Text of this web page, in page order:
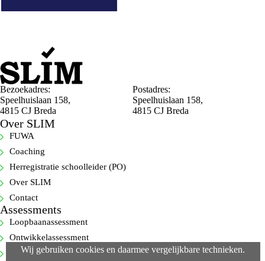
Bezoekadres:
Speelhuislaan 158,
4815 CJ Breda
Postadres:
Speelhuislaan 158,
4815 CJ Breda
Over SLIM
FUWA
Coaching
Herregistratie schoolleider (PO)
Over SLIM
Contact
Assessments
Loopbaanassessment
Ontwikkelassessment
Selectie-assessment
Wij gebruiken cookies en daarmee vergelijkbare technieken.